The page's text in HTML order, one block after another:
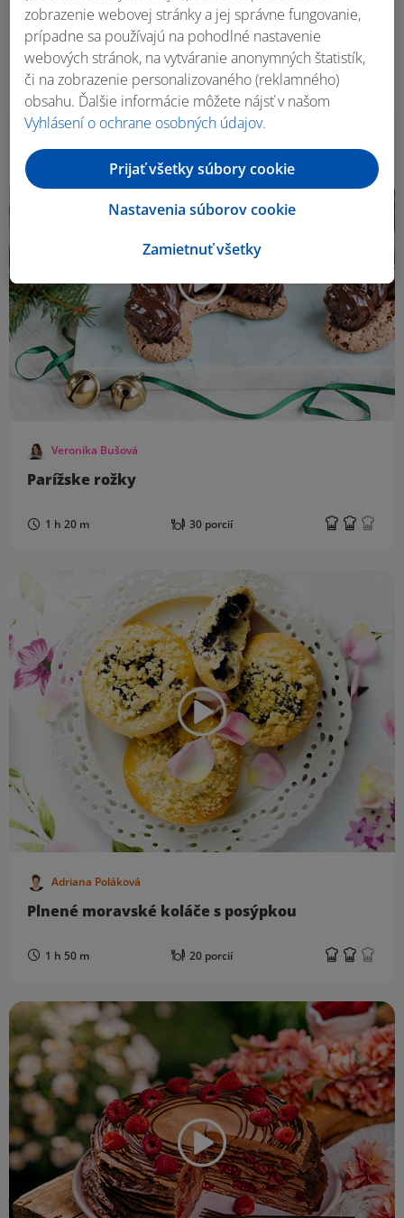
Adriana Poláková
Mrkvová torta s mascarpone
1 h 20 m 12 porcií
Veronika Bušová
Parížske rožky
1 h 20 m 30 porcií
Adriana Poláková
Plnené moravské koláče s posýpkou
1 h 50 m 20 porcií
zobrazenie webovej stránky a jej správne fungovanie,
prípadne sa používajú na pohodlné nastavenie
webových stránok, na vytváranie anonymných štatistík,
či na zobrazenie personalizovaného (reklamného)
obsahu. Ďalšie informácie môžete nájsť v našom
Vyhlásení o ochrane osobných údajov.
Zamietnuť všetky
Nastavenia súborov cookie
Prijať všetky súbory cookie